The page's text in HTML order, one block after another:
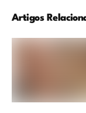
Artigos